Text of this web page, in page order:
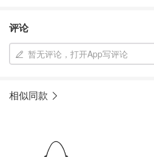
评论
暂无评论，打开App写评论
相似同款